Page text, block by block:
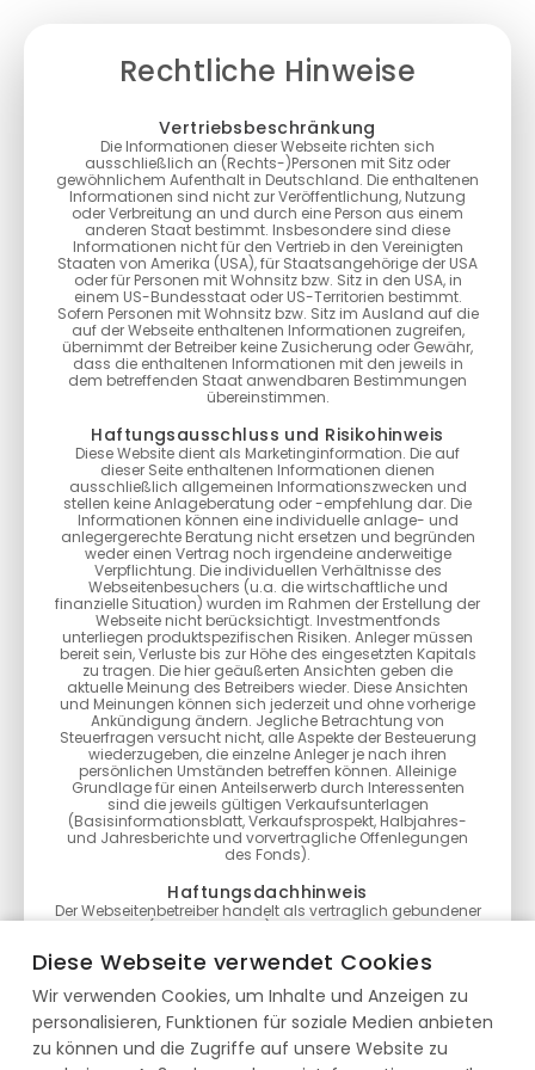
Diese Webseite verwendet Cookies
Wir verwenden Cookies, um Inhalte und Anzeigen zu
personalisieren, Funktionen für soziale Medien anbieten
zu können und die Zugriffe auf unsere Website zu
Rechtliche Hinweise
Vertriebsbeschränkung
Die Informationen dieser Webseite richten sich
ausschließlich an (Rechts-)Personen mit Sitz oder
gewöhnlichem Aufenthalt in Deutschland. Die enthaltenen
Informationen sind nicht zur Veröffentlichung, Nutzung
oder Verbreitung an und durch eine Person aus einem
anderen Staat bestimmt. Insbesondere sind diese
Informationen nicht für den Vertrieb in den Vereinigten
Staaten von Amerika (USA), für Staatsangehörige der USA
oder für Personen mit Wohnsitz bzw. Sitz in den USA, in
einem US-Bundesstaat oder US-Territorien bestimmt.
Sofern Personen mit Wohnsitz bzw. Sitz im Ausland auf die
auf der Webseite enthaltenen Informationen zugreifen,
übernimmt der Betreiber keine Zusicherung oder Gewähr,
dass die enthaltenen Informationen mit den jeweils in
dem betreffenden Staat anwendbaren Bestimmungen
übereinstimmen.
Haftungsausschluss und Risikohinweis
Diese Website dient als Marketinginformation. Die auf
dieser Seite enthaltenen Informationen dienen
ausschließlich allgemeinen Informationszwecken und
stellen keine Anlageberatung oder -empfehlung dar. Die
Informationen können eine individuelle anlage- und
anlegergerechte Beratung nicht ersetzen und begründen
weder einen Vertrag noch irgendeine anderweitige
Verpflichtung. Die individuellen Verhältnisse des
Webseitenbesuchers (u.a. die wirtschaftliche und
finanzielle Situation) wurden im Rahmen der Erstellung der
Webseite nicht berücksichtigt. Investmentfonds
unterliegen produktspezifischen Risiken. Anleger müssen
bereit sein, Verluste bis zur Höhe des eingesetzten Kapitals
zu tragen. Die hier geäußerten Ansichten geben die
aktuelle Meinung des Betreibers wieder. Diese Ansichten
und Meinungen können sich jederzeit und ohne vorherige
Ankündigung ändern. Jegliche Betrachtung von
Steuerfragen versucht nicht, alle Aspekte der Besteuerung
wiederzugeben, die einzelne Anleger je nach ihren
persönlichen Umständen betreffen können. Alleinige
Grundlage für einen Anteilserwerb durch Interessenten
sind die jeweils gültigen Verkaufsunterlagen
(Basisinformationsblatt, Verkaufsprospekt, Halbjahres-
und Jahresberichte und vorvertragliche Offenlegungen
des Fonds).
Haftungsdachhinweis
Der Webseitenbetreiber handelt als vertraglich gebundener
Vermittler (§ 3 Abs. 2 WpIG) im Auftrag, im Namen, für
Haftungsträgers BN & Partners Capital AG, Steinstraße 33,
Erbringung der Anlageberatung gemäß § 2 Abs. 2 Nr. 4
WpIG und der Anlagevermittlung gemäß § 2 Abs. 2 Nr. 3
WpIG eine entsprechende Erlaubnis der Bundesanstalt für
Finanzdienstleistungsaufsicht gemäß § 15 WpIG.